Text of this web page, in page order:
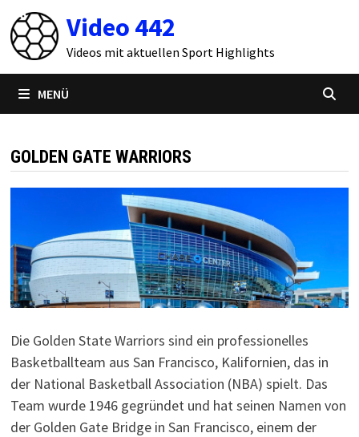
Zum
Inhalt
springen
Video 442
Videos mit aktuellen Sport Highlights
MENÜ
GOLDEN GATE WARRIORS
Die Golden State Warriors sind ein professionelles
Basketballteam aus San Francisco, Kalifornien, das in
der National Basketball Association (NBA) spielt. Das
Team wurde 1946 gegründet und hat seinen Namen von
der Golden Gate Bridge in San Francisco, einem der